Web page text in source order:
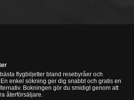
flygbiljetter bland resebyråer och
enkel sökning ger dig snabbt och gratis en
Bokningen gör du smidigt genom att
återförsäljare.